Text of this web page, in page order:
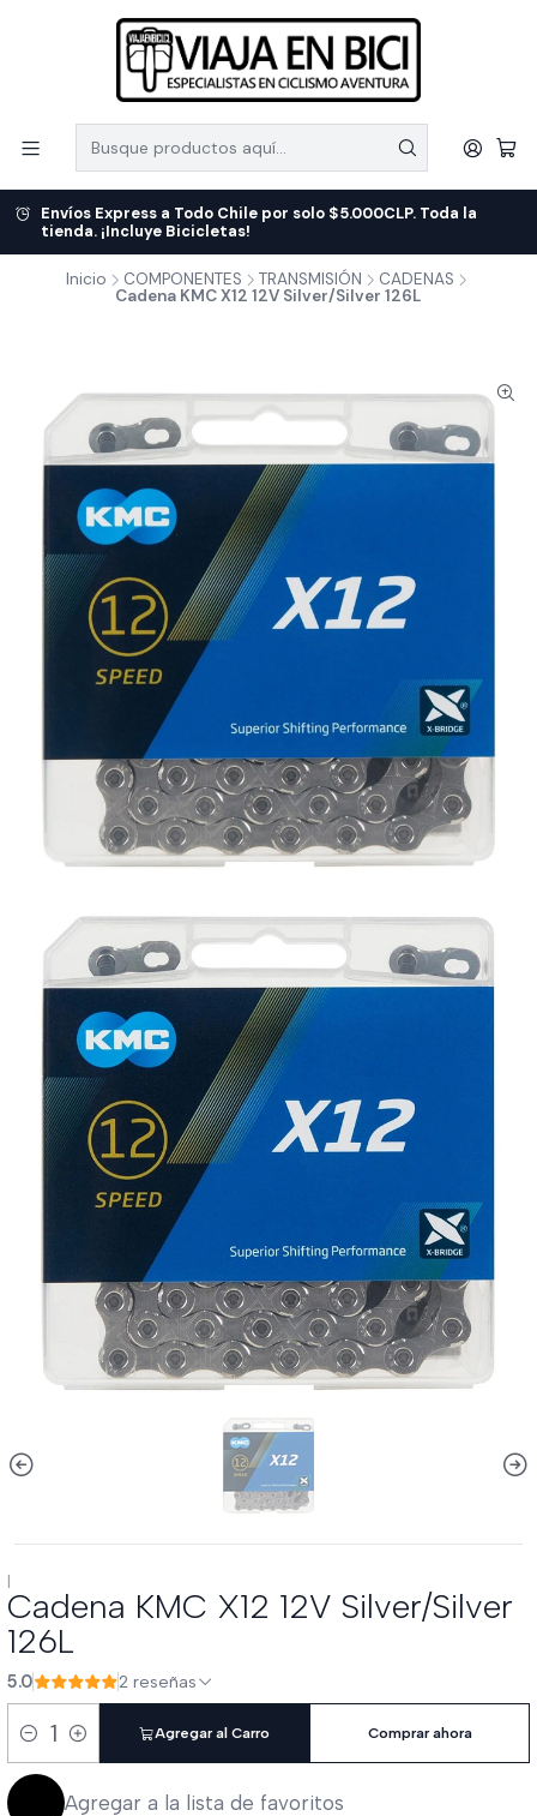
Envíos Express a Todo Chile por solo $5.000CLP. Toda la
tienda. ¡Incluye Bicicletas!
Inicio COMPONENTES TRANSMISIÓN
CADENAS
Cadena KMC X12 12V Silver/Silver 126L
|
Cadena KMC X12 12V Silver/Silver
126L
5.0 2 reseñas
Cantidad
Agregar al Carro Comprar ahora
Agregar a la lista de favoritos